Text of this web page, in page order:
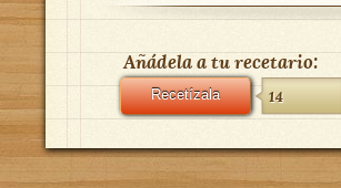
Añádela a tu recetario:
Recetízala 14